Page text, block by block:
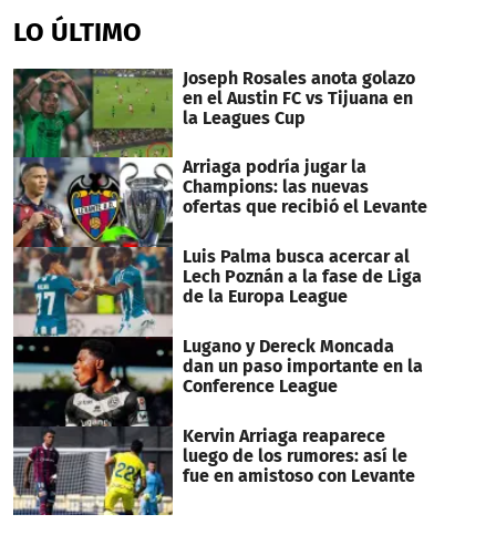
LO ÚLTIMO
Joseph Rosales anota golazo
en el Austin FC vs Tijuana en
la Leagues Cup
Arriaga podría jugar la
Champions: las nuevas
ofertas que recibió el Levante
Luis Palma busca acercar al
Lech Poznán a la fase de Liga
de la Europa League
Lugano y Dereck Moncada
dan un paso importante en la
Conference League
Kervin Arriaga reaparece
luego de los rumores: así le
fue en amistoso con Levante